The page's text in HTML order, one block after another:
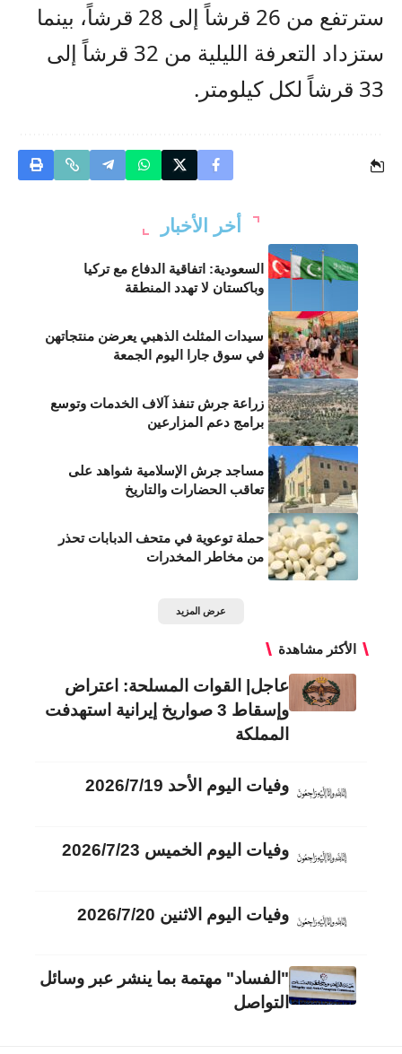
سترتفع من 26 قرشاً إلى 28 قرشاً، بينما
ستزداد التعرفة الليلية من 32 قرشاً إلى
33 قرشاً لكل كيلومتر.
أخر الأخبار
السعودية: اتفاقية الدفاع مع تركيا
وباكستان لا تهدد المنطقة
سيدات المثلث الذهبي يعرضن منتجاتهن
في سوق جارا اليوم الجمعة
زراعة جرش تنفذ آلاف الخدمات وتوسع
برامج دعم المزارعين
مساجد جرش الإسلامية شواهد على
تعاقب الحضارات والتاريخ
حملة توعوية في متحف الدبابات تحذر
من مخاطر المخدرات
عرض المزيد
الأكثر مشاهدة
عاجل| القوات المسلحة: اعتراض
وإسقاط 3 صواريخ إيرانية استهدفت
المملكة
وفيات اليوم الأحد 2026/7/19
وفيات اليوم الخميس 2026/7/23
وفيات اليوم الاثنين 2026/7/20
"الفساد" مهتمة بما ينشر عبر وسائل
التواصل